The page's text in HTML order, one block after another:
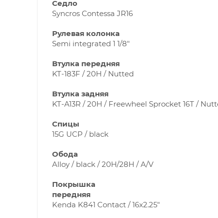
Седло
Syncros Contessa JR16
Рулевая колонка
Semi integrated 1 1/8"
Втулка передняя
KT-183F / 20H / Nutted
Втулка задняя
KT-A13R / 20H / Freewheel Sprocket 16T /
Спицы
15G UCP / black
Обода
Alloy / black / 20H/28H / A/V
Покрышка
передняя
Kenda K841 Contact / 16x2.25"